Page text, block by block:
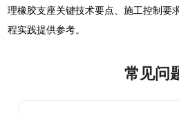
理橡胶支座关键技术要点、施工控制要
程实践提供参考。
常见问